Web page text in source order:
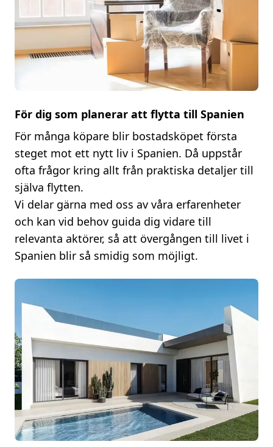
För dig som planerar att flytta till Spanien
För många köpare blir bostadsköpet första
steget mot ett nytt liv i Spanien. Då uppstår
ofta frågor kring allt från praktiska detaljer till
själva flytten.
Vi delar gärna med oss av våra erfarenheter
och kan vid behov guida dig vidare till
relevanta aktörer, så att övergången till livet i
Spanien blir så smidig som möjligt.